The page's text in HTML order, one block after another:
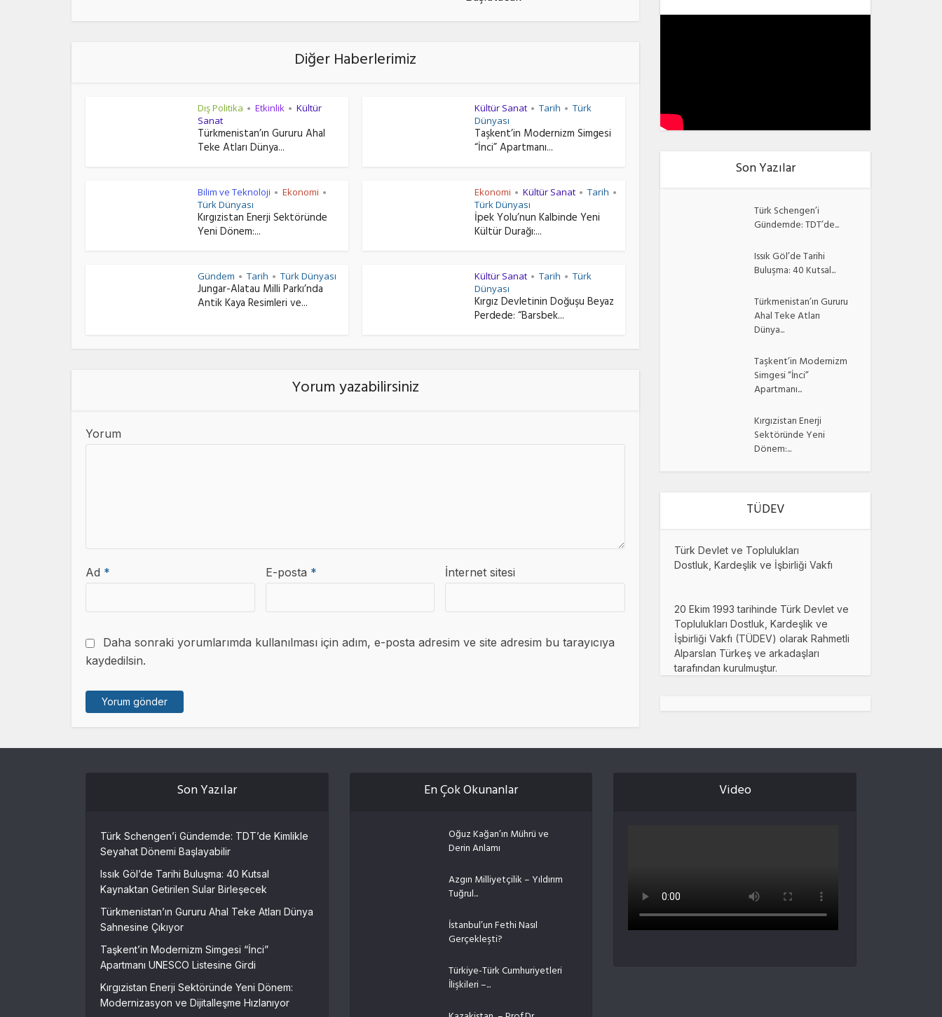
Diğer Haberlerimiz
Dış Politika • Etkinlik • Kültür
Sanat
Türkmenistan’ın Gururu Ahal
Teke Atları Dünya...
Kültür Sanat • Tarih • Türk
Dünyası
Taşkent’in Modernizm Simgesi
“İnci” Apartmanı...
Bilim ve Teknoloji • Ekonomi •
Türk Dünyası
Kırgızistan Enerji Sektöründe
Yeni Dönem:...
Ekonomi • Kültür Sanat • Tarih •
Türk Dünyası
İpek Yolu’nun Kalbinde Yeni
Kültür Durağı:...
Gündem • Tarih • Türk Dünyası
Jungar-Alatau Milli Parkı’nda
Antik Kaya Resimleri ve...
Kültür Sanat • Tarih • Türk
Dünyası
Kırgız Devletinin Doğuşu Beyaz
Perdede: “Barsbek...
Yorum yazabilirsiniz
Yorum
Ad * E-posta * İnternet sitesi
Daha sonraki yorumlarımda kullanılması için adım, e-posta adresim ve site adresim bu tarayıcıya
kaydedilsin.
Son Yazılar
Türk Schengen’i
Gündemde: TDT’de...
Issık Göl’de Tarihi
Buluşma: 40 Kutsal...
Türkmenistan’ın Gururu
Ahal Teke Atları
Dünya...
Taşkent’in Modernizm
Simgesi “İnci”
Apartmanı...
Kırgızistan Enerji
Sektöründe Yeni
Dönem:...
TÜDEV
Türk Devlet ve Toplulukları
Dostluk, Kardeşlik ve İşbirliği Vakfı
20 Ekim 1993 tarihinde Türk Devlet ve
Toplulukları Dostluk, Kardeşlik ve
İşbirliği Vakfı (TÜDEV) olarak Rahmetli
Alparslan Türkeş ve arkadaşları
tarafından kurulmuştur.
Son Yazılar
Türk Schengen’i Gündemde: TDT’de Kimlikle
Seyahat Dönemi Başlayabilir
Issık Göl’de Tarihi Buluşma: 40 Kutsal
Kaynaktan Getirilen Sular Birleşecek
Türkmenistan’ın Gururu Ahal Teke Atları Dünya
Sahnesine Çıkıyor
Taşkent’in Modernizm Simgesi “İnci”
Apartmanı UNESCO Listesine Girdi
Kırgızistan Enerji Sektöründe Yeni Dönem:
Modernizasyon ve Dijitalleşme Hızlanıyor
En Çok Okunanlar
Oğuz Kağan’ın Mührü ve
Derin Anlamı
Azgın Milliyetçilik – Yıldırım
Tuğrul...
İstanbul’un Fethi Nasıl
Gerçekleşti?
Türkiye-Türk Cumhuriyetleri
İlişkileri –...
Video